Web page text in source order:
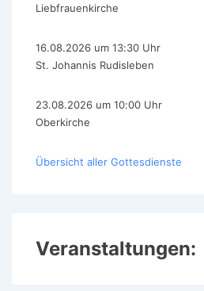
Liebfrauenkirche
16.08.2026 um 13:30 Uhr
St. Johannis Rudisleben
23.08.2026 um 10:00 Uhr
Oberkirche
Übersicht aller Gottesdienste
Veranstaltungen: